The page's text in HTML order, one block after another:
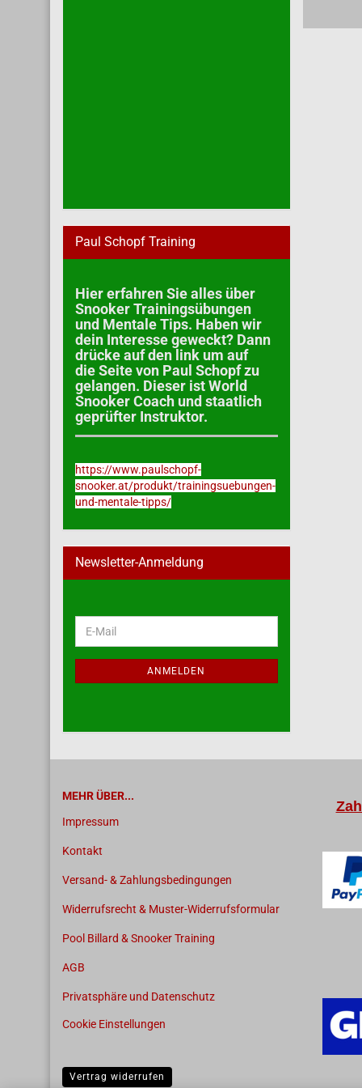
Paul Schopf Training
Hier erfahren Sie alles über
Snooker Trainingsübungen
und Mentale Tips. Haben wir
dein Interesse geweckt? Dann
drücke auf den link um auf
die Seite von Paul Schopf zu
gelangen. Dieser ist World
Snooker Coach und staatlich
geprüfter Instruktor.
https://www.paulschopf-
snooker.at/produkt/trainingsuebungen-
und-mentale-tipps/
Newsletter-Anmeldung
ZUR
E-
Mail
ANMELDEN
MEHR ÜBER...
Impressum
Kontakt
Versand- & Zahlungsbedingungen
Widerrufsrecht & Muster-Widerrufsformular
Pool Billard & Snooker Training
AGB
Privatsphäre und Datenschutz
Cookie Einstellungen
Vertrag widerrufen